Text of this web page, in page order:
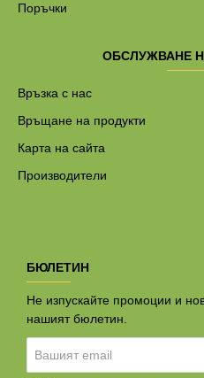
Поръчки
ОБСЛУЖВАНЕ
Връзка с нас
Връщане на продукти
Карта на сайта
Производители
БЮЛЕТИН
Не изпускайте промоции и
нашият бюлетин.
email